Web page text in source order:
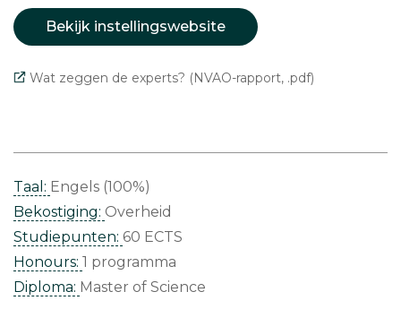
Bekijk instellingswebsite
Wat zeggen de experts? (NVAO-rapport, .pdf)
Taal: Engels (100%)
Bekostiging: Overheid
Studiepunten: 60 ECTS
Honours: 1 programma
Diploma: Master of Science